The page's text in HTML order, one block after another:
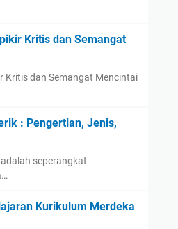
Kritis dan Semangat
Kritis dan Semangat Mencintai
: Pengertian, Jenis,
seperangkat
Kurikulum Merdeka